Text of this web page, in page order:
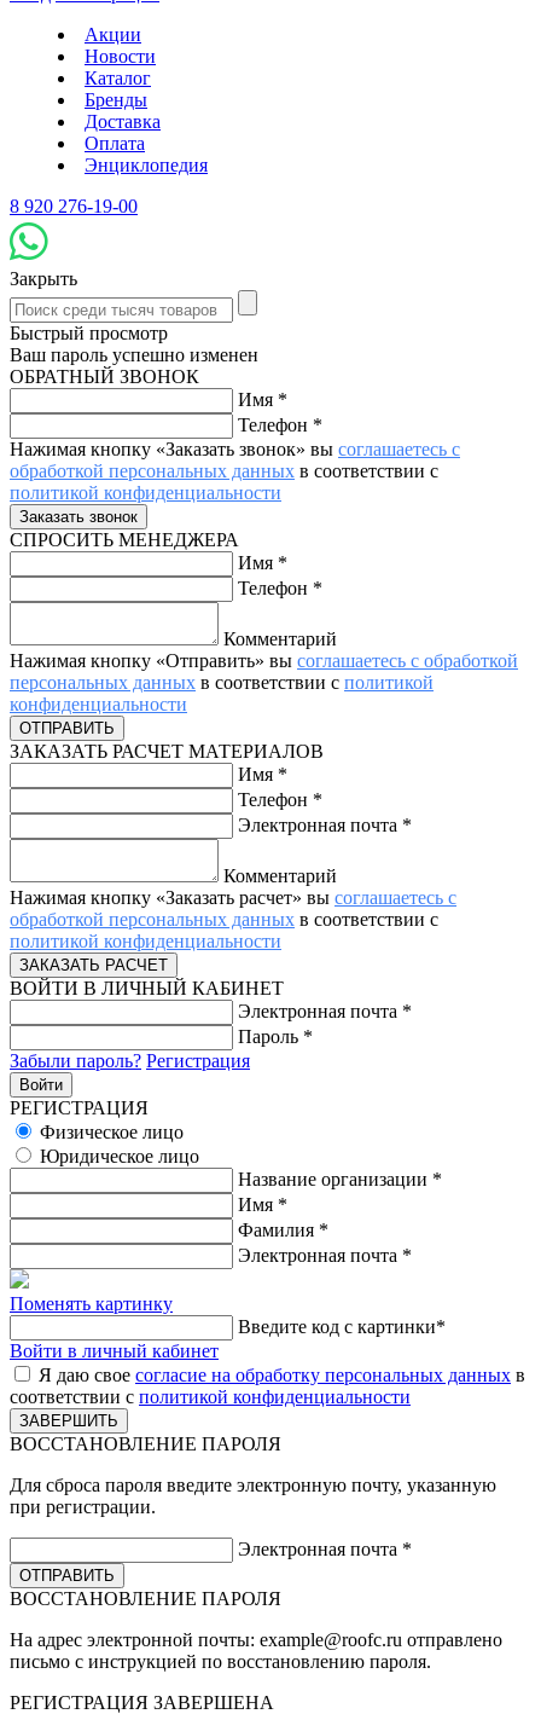
Акции
Новости
Каталог
Бренды
Доставка
Оплата
Энциклопедия
8 920 276-19-00
Закрыть
Быстрый просмотр
Ваш пароль успешно изменен
ОБРАТНЫЙ ЗВОНОК
Имя *
Телефон *
Нажимая кнопку «Заказать звонок» вы соглашаетесь с
обработкой персональных данных в соответствии с
политикой конфиденциальности
СПРОСИТЬ МЕНЕДЖЕРА
Имя *
Телефон *
Комментарий
Нажимая кнопку «Отправить» вы соглашаетесь с обработкой
персональных данных в соответствии с политикой
конфиденциальности
ЗАКАЗАТЬ РАСЧЕТ МАТЕРИАЛОВ
Имя *
Телефон *
Электронная почта *
Комментарий
Нажимая кнопку «Заказать расчет» вы соглашаетесь с
обработкой персональных данных в соответствии с
политикой конфиденциальности
ВОЙТИ В ЛИЧНЫЙ КАБИНЕТ
Электронная почта *
Пароль *
Забыли пароль? Регистрация
РЕГИСТРАЦИЯ
Физическое лицо
Юридическое лицо
Название организации *
Имя *
Фамилия *
Электронная почта *
Поменять картинку
Введите код с картинки*
Войти в личный кабинет
Я даю свое согласие на обработку персональных данных в
соответствии с политикой конфиденциальности
ВОССТАНОВЛЕНИЕ ПАРОЛЯ
Для сброса пароля введите электронную почту, указанную
при регистрации.
Электронная почта *
ВОССТАНОВЛЕНИЕ ПАРОЛЯ
На адрес электронной почты: example@roofc.ru отправлено
письмо с инструкцией по восстановлению пароля.
РЕГИСТРАЦИЯ ЗАВЕРШЕНА